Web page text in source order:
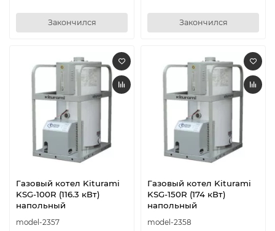
Закончился Закончился
Газовый котел Kiturami
KSG-100R (116.3 кВт)
напольный
model-2357
Газовый котел Kiturami
KSG-150R (174 кВт)
напольный
model-2358